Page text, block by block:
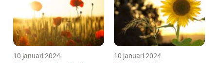
10 januari 2024 10 januari 2024